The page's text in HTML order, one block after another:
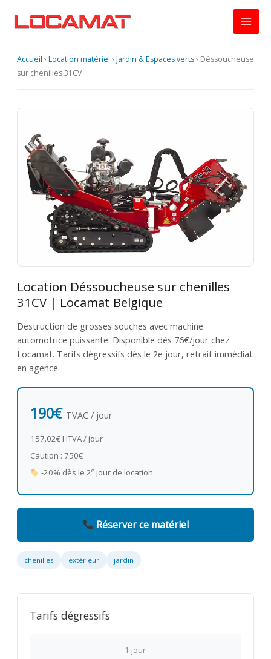
Accueil › Location matériel › Jardin & Espaces verts› Déssoucheuse
sur chenilles 31CV
Location Déssoucheuse sur chenilles
31CV | Locamat Belgique
Destruction de grosses souches avec machine
automotrice puissante. Disponible dès 76€/jour chez
Locamat. Tarifs dégressifs dès le 2e jour, retrait immédiat
en agence.
190€ TVAC / jour
157.02€ HTVA / jour
Caution : 750€
-20% dès le 2ejour de location
Réserver ce matériel
chenilles extérieur jardin
Tarifs dégressifs
1 jour